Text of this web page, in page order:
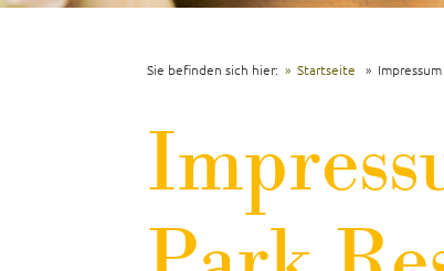
Sie befinden sich hier: Startseite Impressum